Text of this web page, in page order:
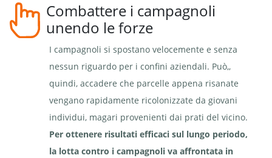
Volpe rossa | © Pixabay,
F.Schmid
Volpe rossa | © Pixabay, H.Benn
Combattere i campagnoli
unendo le forze
I campagnoli si spostano velocemente e senza
nessun riguardo per i confini aziendali. Può,,
quindi, accadere che parcelle appena risanate
vengano rapidamente ricolonizzate da giovani
individui, magari provenienti dai prati del vicino.
Per ottenere risultati efficaci sul lungo periodo,
la lotta contro i campagnoli va affrontata in